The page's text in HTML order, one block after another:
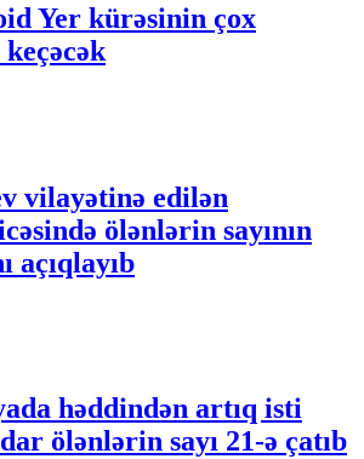
Yer kürəsinin çox
keçəcək
vilayətinə edilən
ölənlərin sayının
açıqlayıb
həddindən artıq isti
ölənlərin sayı 21-ə çatıb